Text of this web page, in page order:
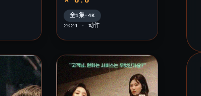
全1集·4K
2024 · 动作